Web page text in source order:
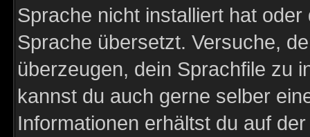
Sprache nicht installiert hat
Sprache übersetzt. Versuche,
überzeugen, dein Sprachfile zu
kannst du auch gerne selber
Informationen erhältst du auf